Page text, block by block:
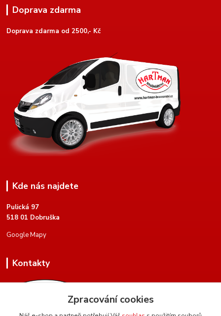
Doprava zdarma
Doprava zdarma od 2500,- Kč
Kde nás najdete
Pulická 97
518 01 Dobruška
Google Mapy
Kontakty
Zpracování cookies